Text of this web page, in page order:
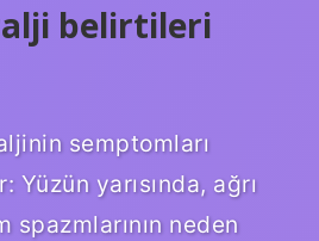
belirtileri
semptomları
Yüzün yarısında, ağrı
spazmlarının neden